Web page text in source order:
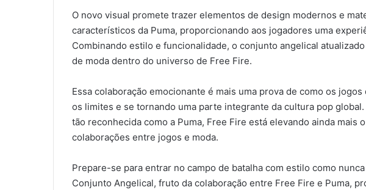
O novo visual promete trazer elementos de design modernos e
característicos da Puma, proporcionando aos jogadores uma
Combinando estilo e funcionalidade, o conjunto angelical
de moda dentro do universo de Free Fire.
Essa colaboração emocionante é mais uma prova de como os
os limites e se tornando uma parte integrante da cultura pop
tão reconhecida como a Puma, Free Fire está elevando ainda mais
colaborações entre jogos e moda.
Prepare-se para entrar no campo de batalha com estilo como
Conjunto Angelical, fruto da colaboração entre Free Fire e Puma,